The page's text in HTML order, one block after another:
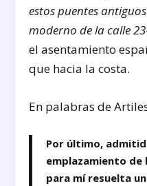
estos puentes
moderno de la calle 23
el asentamiento
que hacia la costa.
En palabras de
Por último,
emplazamiento
para mí resuelta